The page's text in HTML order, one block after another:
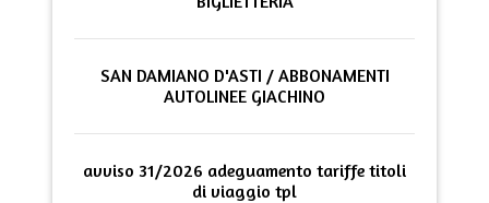
SAN DAMIANO D'ASTI / ABBONAMENTI
AUTOLINEE GIACHINO
avviso 31/2026 adeguamento tariffe titoli
di viaggio tpl